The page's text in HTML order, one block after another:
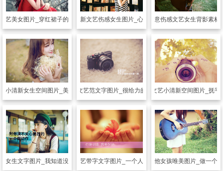
文艺美女图片_穿红裙子的文艺范美女
另类其他小清新文艺伤感女生图片_心总是隐隐的痛
另类其他 失意伤感文艺女生背影素材
小清新女生空间图片_美妙的文艺气息
另类其他 文艺范文字图片_很给力的心情语录
另类其他 文艺小清新空间图片_抚平
女生文字图片_我知道没人疼所以不喊痛
另类其他 文艺带字文字图片_一个人的美好生活
另类其他 吉他女孩唯美图片_做一个